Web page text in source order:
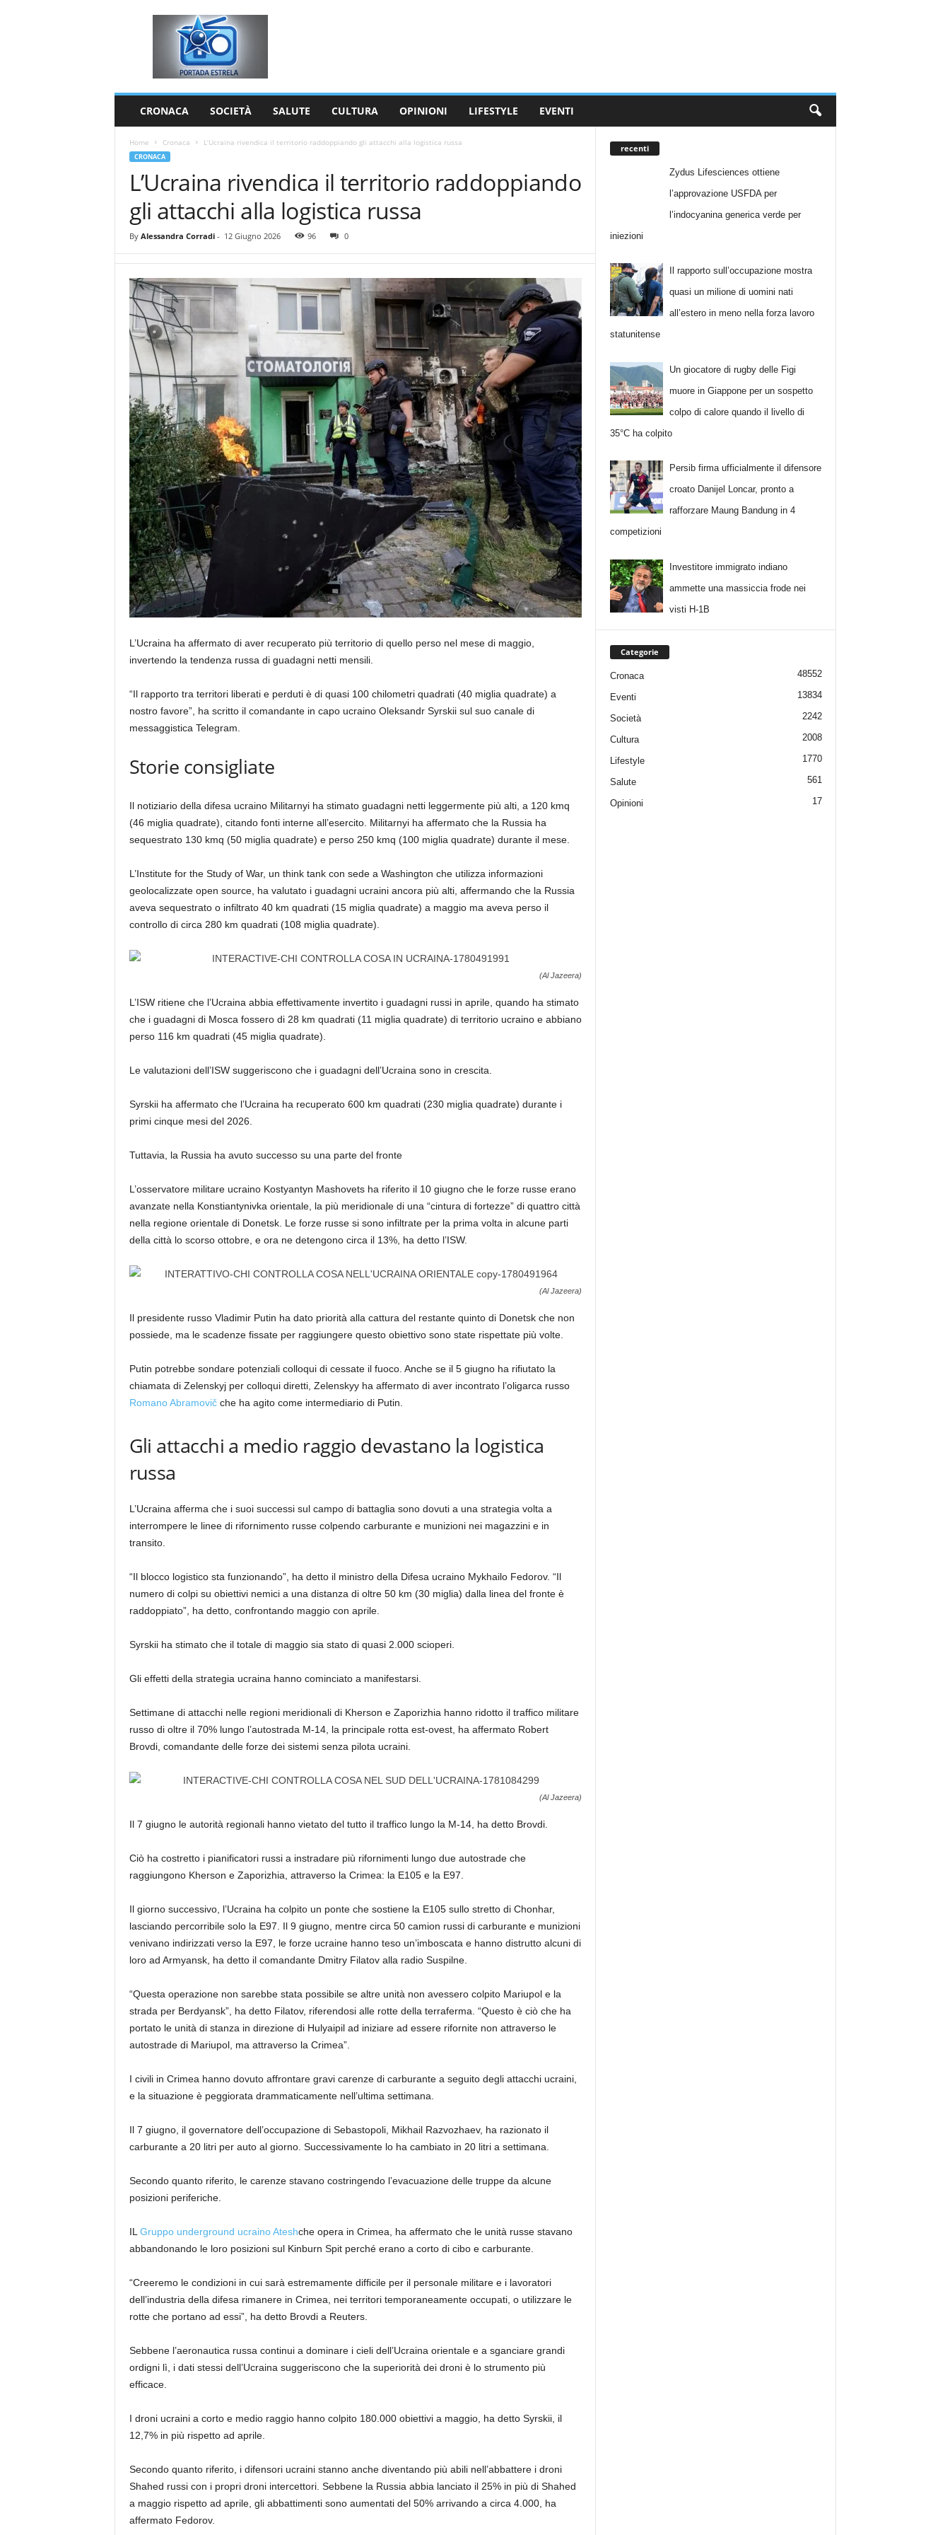
CRONACA SOCIETÀ SALUTE CULTURA OPINIONI LIFESTYLE EVENTI
Home Cronaca L’Ucraina rivendica il territorio raddoppiando gli attacchi alla logistica russa
CRONACA
L’Ucraina rivendica il territorio raddoppiando
gli attacchi alla logistica russa
By Alessandra Corradi- 12 Giugno 2026 96 0
L’Ucraina ha affermato di aver recuperato più territorio di quello perso nel mese di maggio,
invertendo la tendenza russa di guadagni netti mensili.
“Il rapporto tra territori liberati e perduti è di quasi 100 chilometri quadrati (40 miglia quadrate) a
nostro favore”, ha scritto il comandante in capo ucraino Oleksandr Syrskii sul suo canale di
messaggistica Telegram.
Storie consigliate
elenco
di
4
fine
dell’elenco
Il notiziario della difesa ucraino Militarnyi ha stimato guadagni netti leggermente più alti, a 120 kmq
(46 miglia quadrate), citando fonti interne all’esercito. Militarnyi ha affermato che la Russia ha
sequestrato 130 kmq (50 miglia quadrate) e perso 250 kmq (100 miglia quadrate) durante il mese.
L’Institute for the Study of War, un think tank con sede a Washington che utilizza informazioni
geolocalizzate open source, ha valutato i guadagni ucraini ancora più alti, affermando che la Russia
aveva sequestrato o infiltrato 40 km quadrati (15 miglia quadrate) a maggio ma aveva perso il
controllo di circa 280 km quadrati (108 miglia quadrate).
(Al Jazeera)
L’ISW ritiene che l’Ucraina abbia effettivamente invertito i guadagni russi in aprile, quando ha stimato
che i guadagni di Mosca fossero di 28 km quadrati (11 miglia quadrate) di territorio ucraino e abbiano
perso 116 km quadrati (45 miglia quadrate).
Le valutazioni dell’ISW suggeriscono che i guadagni dell’Ucraina sono in crescita.
Syrskii ha affermato che l’Ucraina ha recuperato 600 km quadrati (230 miglia quadrate) durante i
primi cinque mesi del 2026.
Tuttavia, la Russia ha avuto successo su una parte del fronte
L’osservatore militare ucraino Kostyantyn Mashovets ha riferito il 10 giugno che le forze russe erano
avanzate nella Konstiantynivka orientale, la più meridionale di una “cintura di fortezze” di quattro città
nella regione orientale di Donetsk. Le forze russe si sono infiltrate per la prima volta in alcune parti
della città lo scorso ottobre, e ora ne detengono circa il 13%, ha detto l’ISW.
(Al Jazeera)
Il presidente russo Vladimir Putin ha dato priorità alla cattura del restante quinto di Donetsk che non
possiede, ma le scadenze fissate per raggiungere questo obiettivo sono state rispettate più volte.
Putin potrebbe sondare potenziali colloqui di cessate il fuoco. Anche se il 5 giugno ha rifiutato la
chiamata di Zelenskyj per colloqui diretti, Zelenskyy ha affermato di aver incontrato l’oligarca russo
Romano Abramovičche ha agito come intermediario di Putin.
Gli attacchi a medio raggio devastano la logistica
russa
L’Ucraina afferma che i suoi successi sul campo di battaglia sono dovuti a una strategia volta a
interrompere le linee di rifornimento russe colpendo carburante e munizioni nei magazzini e in
transito.
“Il blocco logistico sta funzionando”, ha detto il ministro della Difesa ucraino Mykhailo Fedorov. “Il
numero di colpi su obiettivi nemici a una distanza di oltre 50 km (30 miglia) dalla linea del fronte è
raddoppiato”, ha detto, confrontando maggio con aprile.
Syrskii ha stimato che il totale di maggio sia stato di quasi 2.000 scioperi.
Gli effetti della strategia ucraina hanno cominciato a manifestarsi.
Settimane di attacchi nelle regioni meridionali di Kherson e Zaporizhia hanno ridotto il traffico militare
russo di oltre il 70% lungo l’autostrada M-14, la principale rotta est-ovest, ha affermato Robert
Brovdi, comandante delle forze dei sistemi senza pilota ucraini.
(Al Jazeera)
Il 7 giugno le autorità regionali hanno vietato del tutto il traffico lungo la M-14, ha detto Brovdi.
Ciò ha costretto i pianificatori russi a instradare più rifornimenti lungo due autostrade che
raggiungono Kherson e Zaporizhia, attraverso la Crimea: la E105 e la E97.
Il giorno successivo, l’Ucraina ha colpito un ponte che sostiene la E105 sullo stretto di Chonhar,
lasciando percorribile solo la E97. Il 9 giugno, mentre circa 50 camion russi di carburante e munizioni
venivano indirizzati verso la E97, le forze ucraine hanno teso un’imboscata e hanno distrutto alcuni di
loro ad Armyansk, ha detto il comandante Dmitry Filatov alla radio Suspilne.
“Questa operazione non sarebbe stata possibile se altre unità non avessero colpito Mariupol e la
strada per Berdyansk”, ha detto Filatov, riferendosi alle rotte della terraferma. “Questo è ciò che ha
portato le unità di stanza in direzione di Hulyaipil ad iniziare ad essere rifornite non attraverso le
autostrade di Mariupol, ma attraverso la Crimea”.
I civili in Crimea hanno dovuto affrontare gravi carenze di carburante a seguito degli attacchi ucraini,
e la situazione è peggiorata drammaticamente nell’ultima settimana.
Il 7 giugno, il governatore dell’occupazione di Sebastopoli, Mikhail Razvozhaev, ha razionato il
carburante a 20 litri per auto al giorno. Successivamente lo ha cambiato in 20 litri a settimana.
Secondo quanto riferito, le carenze stavano costringendo l’evacuazione delle truppe da alcune
posizioni periferiche.
IL Gruppo underground ucraino Ateshche opera in Crimea, ha affermato che le unità russe stavano
abbandonando le loro posizioni sul Kinburn Spit perché erano a corto di cibo e carburante.
“Creeremo le condizioni in cui sarà estremamente difficile per il personale militare e i lavoratori
dell’industria della difesa rimanere in Crimea, nei territori temporaneamente occupati, o utilizzare le
rotte che portano ad essi”, ha detto Brovdi a Reuters.
Sebbene l’aeronautica russa continui a dominare i cieli dell’Ucraina orientale e a sganciare grandi
ordigni lì, i dati stessi dell’Ucraina suggeriscono che la superiorità dei droni è lo strumento più
efficace.
I droni ucraini a corto e medio raggio hanno colpito 180.000 obiettivi a maggio, ha detto Syrskii, il
12,7% in più rispetto ad aprile.
Secondo quanto riferito, i difensori ucraini stanno anche diventando più abili nell’abbattere i droni
Shahed russi con i propri droni intercettori. Sebbene la Russia abbia lanciato il 25% in più di Shahed
a maggio rispetto ad aprile, gli abbattimenti sono aumentati del 50% arrivando a circa 4.000, ha
affermato Fedorov.
recenti
Zydus Lifesciences ottiene
l’approvazione USFDA per
l’indocyanina generica verde per
iniezioni
Il rapporto sull’occupazione mostra
quasi un milione di uomini nati
all’estero in meno nella forza lavoro
statunitense
Un giocatore di rugby delle Figi
muore in Giappone per un sospetto
colpo di calore quando il livello di
35°C ha colpito
Persib firma ufficialmente il difensore
croato Danijel Loncar, pronto a
rafforzare Maung Bandung in 4
competizioni
Investitore immigrato indiano
ammette una massiccia frode nei
visti H-1B
Categorie
Cronaca 48552
Eventi 13834
Società 2242
Cultura 2008
Lifestyle 1770
Salute 561
Opinioni 17